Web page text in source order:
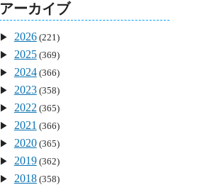
アーカイブ
2026(221)
2025(369)
2024(366)
2023(358)
2022(365)
2021 (366)
2020(365)
2019(362)
2018(358)